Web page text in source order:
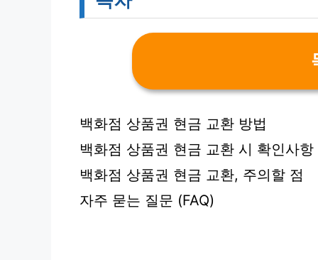
백화점 상품권 현금 교환 방법
백화점 상품권 현금 교환 시 확인사항
백화점 상품권 현금 교환, 주의할 점
자주 묻는 질문 (FAQ)